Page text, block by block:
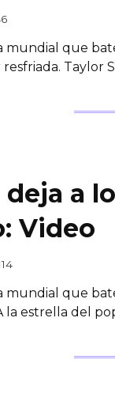
mundial que
Taylor
a
Video
mundial que
estrella del